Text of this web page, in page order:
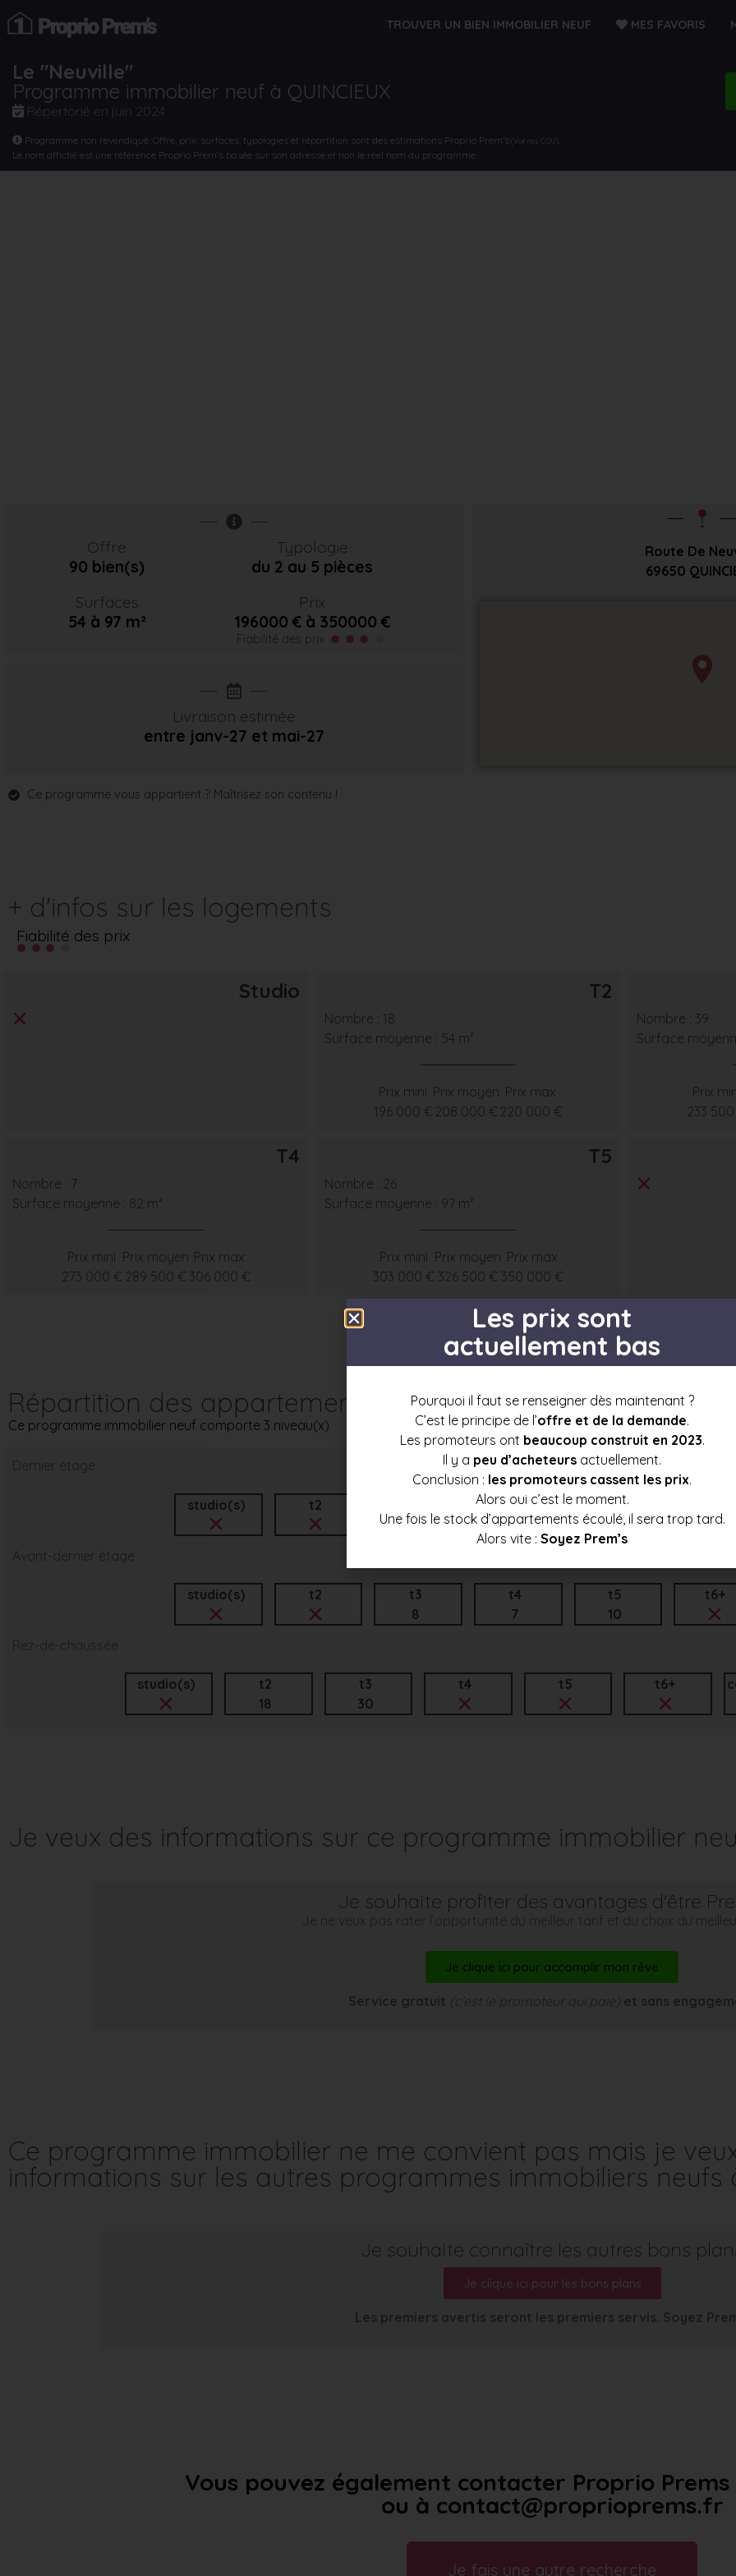
TROUVER UN BIEN IMMOBILIER NEUF MES FAVORIS
Le "Neuville"
Programme immobilier neuf à QUINCIEUX
Répertorié en juin 2024
Programme non revendiqué. Offre, prix, surfaces, typologies et répartition sont des estimations Proprio Prem’s (Voir nos CGU)
Le nom affiché est une référence Proprio Prem’s basée sur son adresse et non le réel nom du programme.
Offre
90 bien(s)
Typologie
du 2 au 5 pièces
Surfaces
54 à 97 m²
Prix
196000 € à 350000 €
Fiabilité des prix
Livraison estimée
entre janv-27 et mai-27
Route De
69650
Ce programme vous appartient ? Maîtrisez son contenu !
+ d'infos sur les logements
Fiabilité des prix
Studio T2
Nombre : 18
Surface moyenne : 54 m²
Prix mini
196 000 €
Prix moyen
208 000 €
Prix max
220 000 €
Nombre : 39
Surface
Prix
233
T4
Nombre : 7
Surface moyenne : 82 m²
Prix mini
273 000 €
Prix moyen
289 500 €
Prix max
306 000 €
T5
Nombre : 26
Surface moyenne : 97 m²
Prix mini
303 000 €
Prix moyen
326 500 €
Prix max
350 000 €
Répartition des appartements par étage
Ce programme immobilier neuf comporte 3 niveau(x)
Dernier étage
studio(s) t2
1
t4
t5
16
Avant-dernier étage
studio(s) t2
t3
8
t4
7
t5
10
t6+
Rez-de-chaussée
studio(s)
t2
18
t3
30
t4 t5 t6+
Je veux des informations sur ce programme immobilier
Je souhaite profiter des avantages d'être
Je ne veux pas rater l’opportunité du meilleur tarif et du choix du
Je clique ici pour accomplir mon rêve
Service gratuit (c’est le promoteur qui paie) et sans
Ce programme immobilier ne me convient pas mais je
informations sur les autres programmes immobiliers neufs
Je souhaite connaître les autres bons
Je clique ici pour les bons plans
Les premiers avertis seront les premiers servis. Soyez
Vous pouvez également contacter Proprio Prems
ou à contact@proprioprems.fr
Je fais une autre recherche
Les prix sont
actuellement bas
Pourquoi il faut se renseigner dès maintenant ?
C’est le principe de l’offre et de la demande.
Les promoteurs ont beaucoup construit en 2023.
Il y a peu d’acheteurs actuellement.
Conclusion : les promoteurs cassent les prix.
Alors oui c’est le moment.
Une fois le stock d’appartements écoulé, il sera trop tard.
Alors vite : Soyez Prem’s